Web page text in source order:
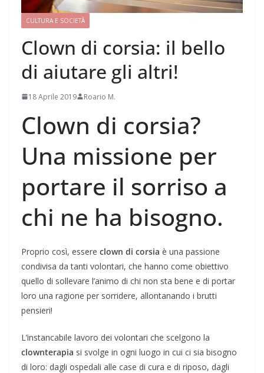
CULTURA E SOCIETÀ
Clown di corsia: il bello
di aiutare gli altri!
18 Aprile 2019 Roario M.
Clown di corsia?
Una missione per
portare il sorriso a
chi ne ha bisogno.
Proprio così, essere clown di corsia è una passione
condivisa da tanti volontari, che hanno come obiettivo
quello di sollevare l’animo di chi non sta bene e di portar
loro una ragione per sorridere, allontanando i brutti
pensieri!
L’instancabile lavoro dei volontari che scelgono la
clownterapia si svolge in ogni luogo in cui ci sia bisogno
di loro: dagli ospedali alle case di cura e di riposo, dagli